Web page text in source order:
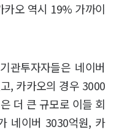
오 역시 19% 가까이
관투자자들은 네이버
, 카카오의 경우 3000
더 큰 규모로 이들 회
네이버 3030억원, 카